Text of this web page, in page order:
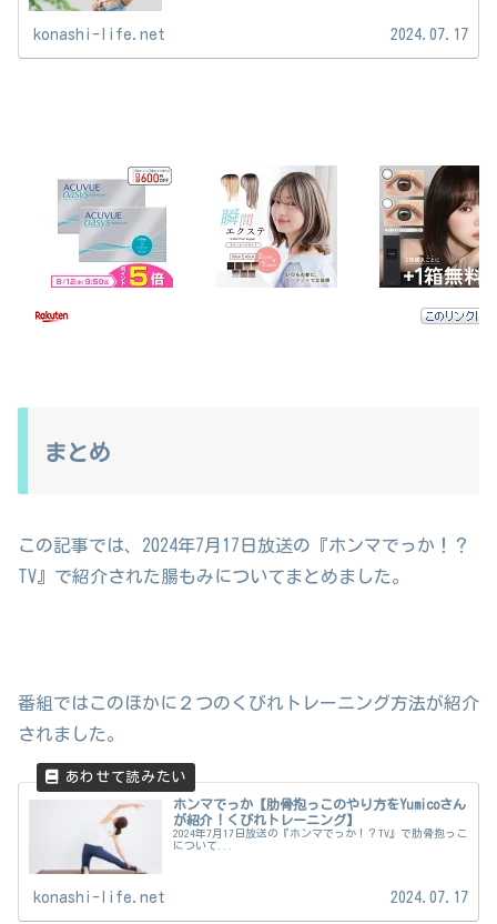
konashi-life.net 2024.07.17
まとめ
この記事では、2024年7月17日放送の『ホンマでっか！？
TV』で紹介された腸もみについてまとめました。
番組ではこのほかに２つのくびれトレーニング方法が紹介
されました。
ホンマでっか【肋骨抱っこのやり方をYumicoさん
が紹介！くびれトレーニング】
2024年7月17日放送の『ホンマでっか！？TV』で肋骨抱っこ
について...
konashi-life.net 2024.07.17